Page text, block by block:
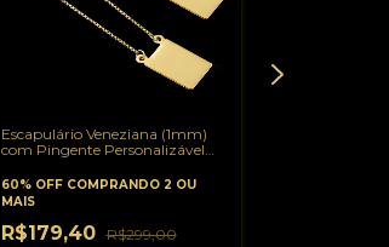
Escapulário Veneziana (1mm)
com Pingente Personalizável
Banhado a Ouro 18K
60% OFF COMPRANDO 2 OU
MAIS
R$179,40 R$299,00